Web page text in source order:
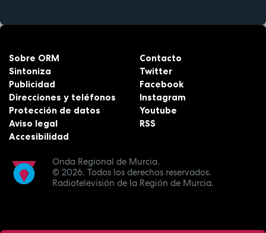
Onda Regional de Murcia.
© 2026. Todos los derechos reservados.
Radiotelevisión de la Región de Murcia.
Sobre ORM
Sintoniza
Publicidad
Direcciones y teléfonos
Protección de datos
Aviso legal
Accesibilidad
Contacto
Twitter
Facebook
Instagram
Youtube
RSS